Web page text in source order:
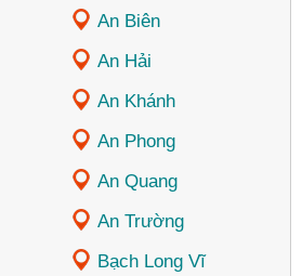
An Biên
An Hải
An Khánh
An Phong
An Quang
An Trường
Bạch Long Vĩ